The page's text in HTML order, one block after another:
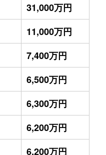
31,000万円
11,000万円
7,400万円
6,500万円
6,300万円
6,200万円
6,200万円